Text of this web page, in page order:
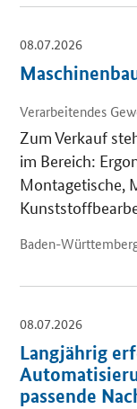
08.07.2026
Verarbeitendes
Zum Verkauf
im Bereich:
Montagetische,
Baden-
08.07.2026
Langjährig
passende